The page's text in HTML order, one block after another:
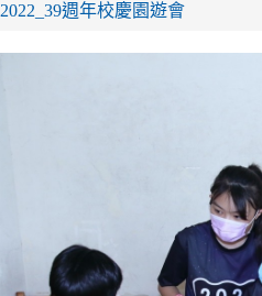
2022_39週年校慶園遊會